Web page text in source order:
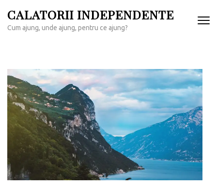
conținut
CALATORII INDEPENDENTE
Cum ajung, unde ajung, pentru ce ajung?